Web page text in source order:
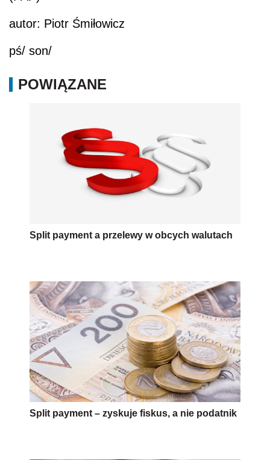
autor: Piotr Śmiłowicz
pś/ son/
POWIĄZANE
Split payment a przelewy w obcych walutach
Split payment – zyskuje fiskus, a nie podatnik